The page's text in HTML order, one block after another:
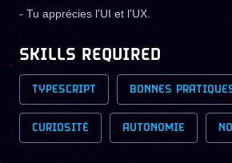
- Tu apprécies l'UI et l'UX.
SKILLS REQUIRED
TYPESCRIPT BONNES
CURIOSITÉ AUTONOMIE